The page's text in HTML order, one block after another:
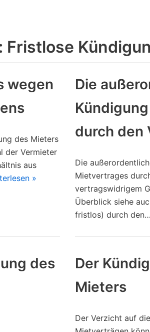
wegen
des Mieters
der Vermieter
aus
»
Die
durch den
Die
Mietvertrages
vertragswidrigem
Überblick siehe
fristlos) durch den…
des
Der
Mieters
Der Verzicht auf